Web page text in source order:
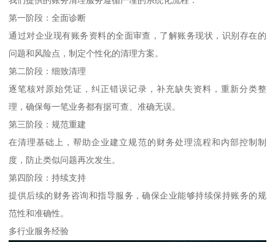
第一阶段：全面诊断
通过对企业现有账务资料的全面审查，了解账务现状，识别存在的
问题和风险点，制定个性化的清理方案。
第二阶段：细致清理
逐笔核对原始凭证，纠正错误记录，补充缺失资料，重新分类整
理，确保每一笔业务都有据可查、准确无误。
第三阶段：规范重建
在清理基础上，帮助企业建立规范的财务处理流程和内部控制制
度，防止类似问题再次发生。
第四阶段：持续支持
提供后续的财务咨询和指导服务，确保企业能够持续保持账务的规
范性和准确性。
多行业服务经验